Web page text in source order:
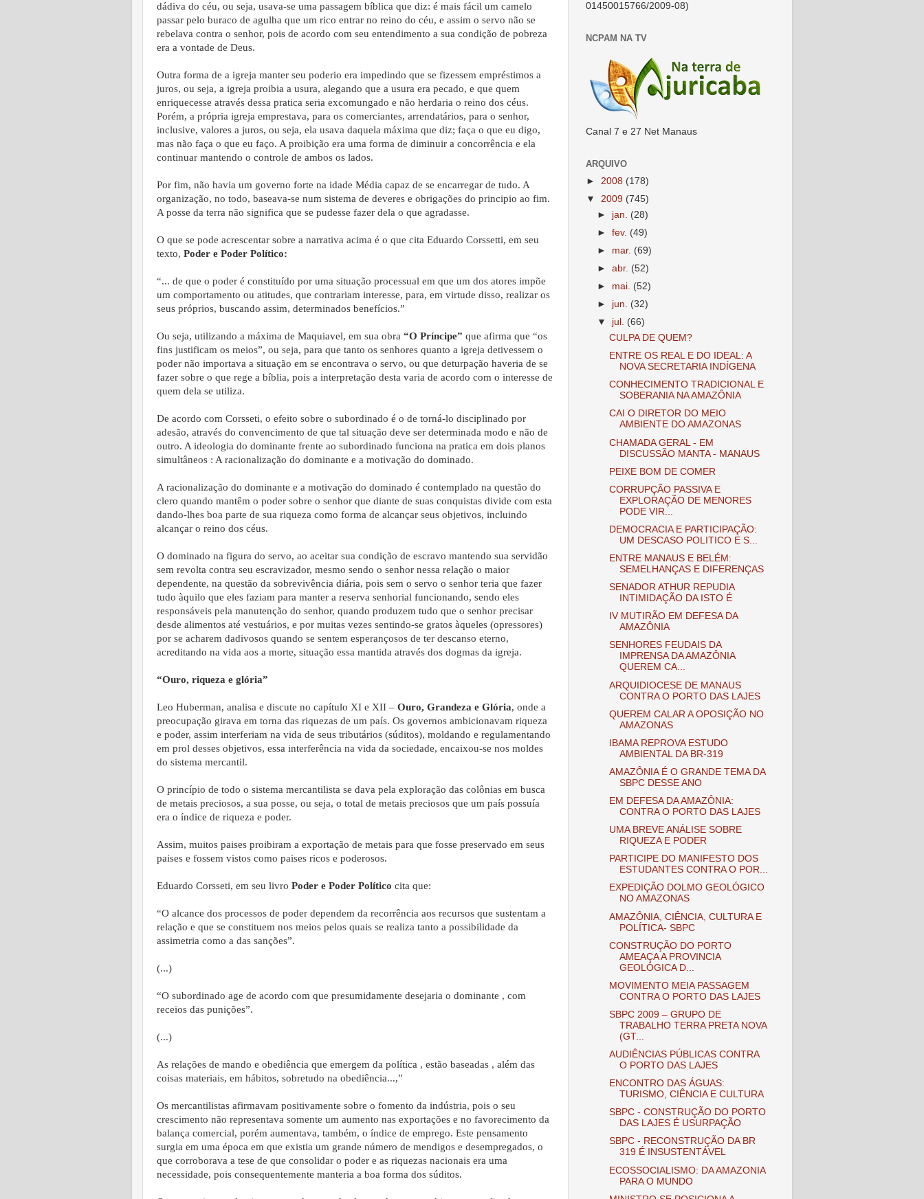
dádiva do céu, ou seja, usava-se uma passagem bíblica que diz: é mais fácil um camelo
passar pelo buraco de agulha que um rico entrar no reino do céu, e assim o servo não se
rebelava contra o senhor, pois de acordo com seu entendimento a sua condição de pobreza
era a vontade de Deus.
Outra forma de a igreja manter seu poderio era impedindo que se fizessem empréstimos a
juros, ou seja, a igreja proibia a usura, alegando que a usura era pecado, e que quem
enriquecesse através dessa pratica seria excomungado e não herdaria o reino dos céus.
Porém, a própria igreja emprestava, para os comerciantes, arrendatários, para o senhor,
inclusive, valores a juros, ou seja, ela usava daquela máxima que diz; faça o que eu digo,
mas não faça o que eu faço. A proibição era uma forma de diminuir a concorrência e ela
continuar mantendo o controle de ambos os lados.
Por fim, não havia um governo forte na idade Média capaz de se encarregar de tudo. A
organização, no todo, baseava-se num sistema de deveres e obrigações do principio ao fim.
A posse da terra não significa que se pudesse fazer dela o que agradasse.
O que se pode acrescentar sobre a narrativa acima é o que cita Eduardo Corssetti, em seu
texto, Poder e Poder Político:
“... de que o poder é constituído por uma situação processual em que um dos atores impõe
um comportamento ou atitudes, que contrariam interesse, para, em virtude disso, realizar os
seus próprios, buscando assim, determinados benefícios.”
Ou seja, utilizando a máxima de Maquiavel, em sua obra “O Príncipe” que afirma que “os
fins justificam os meios”, ou seja, para que tanto os senhores quanto a igreja detivessem o
poder não importava a situação em se encontrava o servo, ou que deturpação haveria de se
fazer sobre o que rege a bíblia, pois a interpretação desta varia de acordo com o interesse de
quem dela se utiliza.
De acordo com Corsseti, o efeito sobre o subordinado é o de torná-lo disciplinado por
adesão, através do convencimento de que tal situação deve ser determinada modo e não de
outro. A ideologia do dominante frente ao subordinado funciona na pratica em dois planos
simultâneos : A racionalização do dominante e a motivação do dominado.
A racionalização do dominante e a motivação do dominado é contemplado na questão do
clero quando mantêm o poder sobre o senhor que diante de suas conquistas divide com esta
dando-lhes boa parte de sua riqueza como forma de alcançar seus objetivos, incluindo
alcançar o reino dos céus.
O dominado na figura do servo, ao aceitar sua condição de escravo mantendo sua servidão
sem revolta contra seu escravizador, mesmo sendo o senhor nessa relação o maior
dependente, na questão da sobrevivência diária, pois sem o servo o senhor teria que fazer
tudo àquilo que eles faziam para manter a reserva senhorial funcionando, sendo eles
responsáveis pela manutenção do senhor, quando produzem tudo que o senhor precisar
desde alimentos até vestuários, e por muitas vezes sentindo-se gratos àqueles (opressores)
por se acharem dadivosos quando se sentem esperançosos de ter descanso eterno,
acreditando na vida aos a morte, situação essa mantida através dos dogmas da igreja.
“Ouro, riqueza e glória”
Leo Huberman, analisa e discute no capítulo XI e XII – Ouro, Grandeza e Glória, onde a
preocupação girava em torna das riquezas de um país. Os governos ambicionavam riqueza
e poder, assim interferiam na vida de seus tributários (súditos), moldando e regulamentando
em prol desses objetivos, essa interferência na vida da sociedade, encaixou-se nos moldes
do sistema mercantil.
O princípio de todo o sistema mercantilista se dava pela exploração das colônias em busca
de metais preciosos, a sua posse, ou seja, o total de metais preciosos que um país possuía
era o índice de riqueza e poder.
Assim, muitos paises proibiram a exportação de metais para que fosse preservado em seus
paises e fossem vistos como paises ricos e poderosos.
Eduardo Corsseti, em seu livro Poder e Poder Político cita que:
“O alcance dos processos de poder dependem da recorrência aos recursos que sustentam a
relação e que se constituem nos meios pelos quais se realiza tanto a possibilidade da
assimetria como a das sanções”.
(...)
“O subordinado age de acordo com que presumidamente desejaria o dominante , com
receios das punições”.
(...)
As relações de mando e obediência que emergem da política , estão baseadas , além das
coisas materiais, em hábitos, sobretudo na obediência...,”
Os mercantilistas afirmavam positivamente sobre o fomento da indústria, pois o seu
crescimento não representava somente um aumento nas exportações e no favorecimento da
balança comercial, porém aumentava, também, o índice de emprego. Este pensamento
surgia em uma época em que existia um grande número de mendigos e desempregados, o
que corroborava a tese de que consolidar o poder e as riquezas nacionais era uma
necessidade, pois consequentemente manteria a boa forma dos súditos.
01450015766/2009-08)
NCPAM NA TV
Canal 7 e 27 Net Manaus
ARQUIVO
► 2008 (178)
▼ 2009 (745)
► jan. (28)
►fev. (49)
► mar. (69)
►abr. (52)
► mai. (52)
► jun. (32)
▼ jul. (66)
CULPA DE QUEM?
ENTRE OS REAL E DO IDEAL: A
NOVA SECRETARIA INDÍGENA
CONHECIMENTO TRADICIONAL E
SOBERANIA NA AMAZÔNIA
CAI O DIRETOR DO MEIO
AMBIENTE DO AMAZONAS
CHAMADA GERAL - EM
DISCUSSÃO MANTA - MANAUS
PEIXE BOM DE COMER
CORRUPÇÃO PASSIVA E
EXPLORAÇÃO DE MENORES
PODE VIR...
DEMOCRACIA E PARTICIPAÇÃO:
UM DESCASO POLITICO E S...
ENTRE MANAUS E BELÉM:
SEMELHANÇAS E DIFERENÇAS
SENADOR ATHUR REPUDIA
INTIMIDAÇÃO DA ISTO É
IV MUTIRÃO EM DEFESA DA
AMAZÔNIA
SENHORES FEUDAIS DA
IMPRENSA DA AMAZÔNIA
QUEREM CA...
ARQUIDIOCESE DE MANAUS
CONTRA O PORTO DAS LAJES
QUEREM CALAR A OPOSIÇÃO NO
AMAZONAS
IBAMA REPROVA ESTUDO
AMBIENTAL DA BR-319
AMAZÔNIA É O GRANDE TEMA DA
SBPC DESSE ANO
EM DEFESA DA AMAZÔNIA:
CONTRA O PORTO DAS LAJES
UMA BREVE ANÁLISE SOBRE
RIQUEZA E PODER
PARTICIPE DO MANIFESTO DOS
ESTUDANTES CONTRA O POR...
EXPEDIÇÃO DOLMO GEOLÓGICO
NO AMAZONAS
AMAZÔNIA, CIÊNCIA, CULTURA E
POLÍTICA- SBPC
CONSTRUÇÃO DO PORTO
AMEAÇA A PROVINCIA
GEOLÓGICA D...
MOVIMENTO MEIA PASSAGEM
CONTRA O PORTO DAS LAJES
SBPC 2009 – GRUPO DE
TRABALHO TERRA PRETA NOVA
(GT...
AUDIÊNCIAS PÚBLICAS CONTRA
O PORTO DAS LAJES
ENCONTRO DAS ÁGUAS:
TURISMO, CIÊNCIA E CULTURA
SBPC - CONSTRUÇÃO DO PORTO
DAS LAJES É USURPAÇÃO
SBPC - RECONSTRUÇÃO DA BR
319 É INSUSTENTÁVEL
ECOSSOCIALISMO: DA AMAZONIA
PARA O MUNDO